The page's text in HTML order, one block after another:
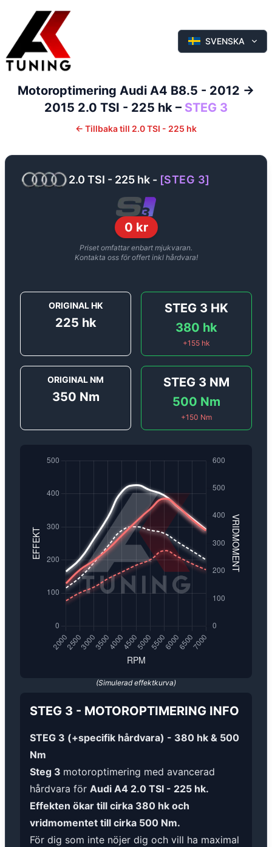
SVENSKA
Motoroptimering Audi A4 B8.5 - 2012 ->
2015 2.0 TSI - 225 hk – STEG 3
← Tillbaka till 2.0 TSI - 225 hk
2.0 TSI - 225 hk - [STEG 3]
0 kr
Priset omfattar enbart mjukvaran.
Kontakta oss för offert inkl hårdvara!
ORIGINAL HK
225 hk
STEG 3 HK
380 hk
+155 hk
ORIGINAL NM
350 Nm
STEG 3 NM
500 Nm
+150 Nm
(Simulerad effektkurva)
STEG 3 - MOTOROPTIMERING INFO
STEG 3 (+specifik hårdvara) - 380 hk & 500
Nm
Steg 3 motoroptimering med avancerad
hårdvara för Audi A4 2.0 TSI - 225 hk.
Effekten ökar till cirka 380 hk och
vridmomentet till cirka 500 Nm.
För dig som inte nöjer dig och vill ha maximal